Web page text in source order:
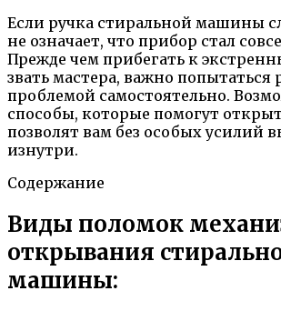
Если ручка стиральной машины
не означает, что прибор стал
Прежде чем прибегать к
звать мастера, важно попытаться
проблемой самостоятельно.
способы, которые помогут
позволят вам без особых усилий
изнутри.
Содержание
Виды поломок
открывания
машины: